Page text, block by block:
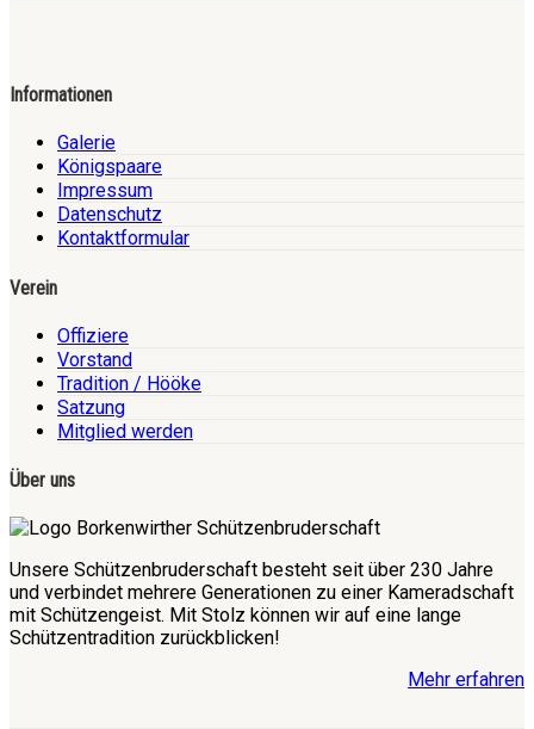
Informationen
Galerie
Königspaare
Impressum
Datenschutz
Kontaktformular
Verein
Offiziere
Vorstand
Tradition / Hööke
Satzung
Mitglied werden
Über uns
Unsere Schützenbruderschaft besteht seit über 230 Jahre
und verbindet mehrere Generationen zu einer Kameradschaft
mit Schützengeist. Mit Stolz können wir auf eine lange
Schützentradition zurückblicken!
Mehr erfahren